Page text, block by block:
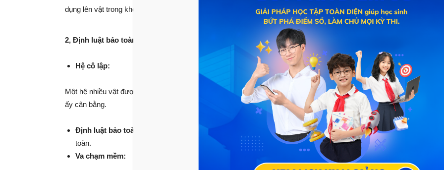
dụng lên vật trong khoảng thời gian đó, ta có:
2, Định luật bảo toàn động lượng
Hệ cô lập:
Một hệ nhiều vật được gọi là cô lập khi không có ngoại lực tác dụng lên hệ hoặc nếu có thì các ngoại lực
ấy cân bằng.
Định luật bảo toàn động lượng của hệ cô lập:
Động lượng của một hệ cô lập là một đại lượng bảo
toàn.
Va chạm mềm: